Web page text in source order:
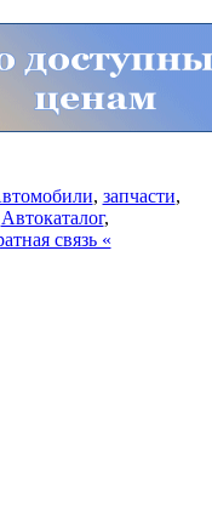
, запчасти,
Автокаталог,
связь «